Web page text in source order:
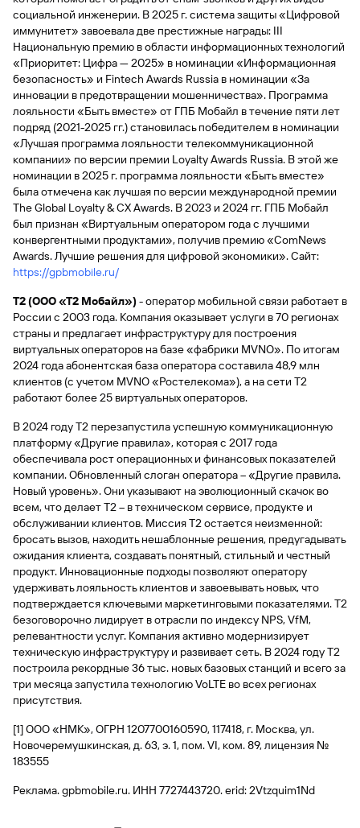
социальной инженерии. В 2025 г. система защиты «Цифровой
иммунитет» завоевала две престижные награды: III
Национальную премию в области информационных технологий
«Приоритет: Цифра — 2025» в номинации «Информационная
безопасность» и Fintech Awards Russia в номинации «За
инновации в предотвращении мошенничества». Программа
лояльности «Быть вместе» от ГПБ Мобайл в течение пяти лет
подряд (2021-2025 гг.) становилась победителем в номинации
«Лучшая программа лояльности телекоммуникационной
компании» по версии премии Loyalty Awards Russia. В этой же
номинации в 2025 г. программа лояльности «Быть вместе»
была отмечена как лучшая по версии международной премии
The Global Loyalty & CX Awards. В 2023 и 2024 гг. ГПБ Мобайл
был признан «Виртуальным оператором года с лучшими
конвергентными продуктами», получив премию «ComNews
Awards. Лучшие решения для цифровой экономики». Сайт:
https://gpbmobile.ru/
Т2 (ООО «Т2 Мобайл»)- оператор мобильной связи работает в
России с 2003 года. Компания оказывает услуги в 70 регионах
страны и предлагает инфраструктуру для построения
виртуальных операторов на базе «фабрики MVNO». По итогам
2024 года абонентская база оператора составила 48,9 млн
клиентов (с учетом MVNO «Ростелекома»), а на сети Т2
работают более 25 виртуальных операторов.
В 2024 году T2 перезапустила успешную коммуникационную
платформу «Другие правила», которая с 2017 года
обеспечивала рост операционных и финансовых показателей
компании. Обновленный слоган оператора – «Другие правила.
Новый уровень». Они указывают на эволюционный скачок во
всем, что делает Т2 – в техническом сервисе, продукте и
обслуживании клиентов. Миссия T2 остается неизменной:
бросать вызов, находить нешаблонные решения, предугадывать
ожидания клиента, создавать понятный, стильный и честный
продукт. Инновационные подходы позволяют оператору
удерживать лояльность клиентов и завоевывать новых, что
подтверждается ключевыми маркетинговыми показателями. T2
безоговорочно лидирует в отрасли по индексу NPS, VfM,
релевантности услуг. Компания активно модернизирует
техническую инфраструктуру и развивает сеть. В 2024 году Т2
построила рекордные 36 тыс. новых базовых станций и всего за
три месяца запустила технологию VoLTE во всех регионах
присутствия.
[1] ООО «НМК», ОГРН 1207700160590, 117418, г. Москва, ул.
Новочеремушкинская, д. 63, э. 1, пом. VI, ком. 89, лицензия №
183555
Реклама. gpbmobile.ru. ИНН 7727443720. erid: 2Vtzquim1Nd